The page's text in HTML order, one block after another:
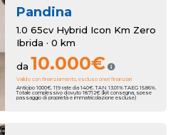
Pandina
1.0 65cv Hybrid Icon Km Zero
Ibrida · 0 km
da 10.000€
Valido con finanziamento, escluso oneri finanziari
Anticipo 1000€. 119 rate da 140€. TAN 13.01% TAEG 15.86%.
Totale complessivo dovuto 18.712€ (kit consegna, spese
passaggio di proprietà e immatricolazione escluse)